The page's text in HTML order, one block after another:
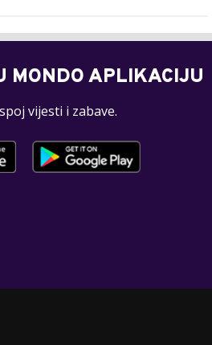
MONDO APLIKACIJU
vijesti i zabave.